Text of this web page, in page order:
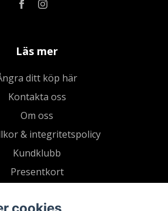
Läs mer
ditt köp här
Kontakta oss
Om oss
& integritetspolicy
Kundklubb
Presentkort